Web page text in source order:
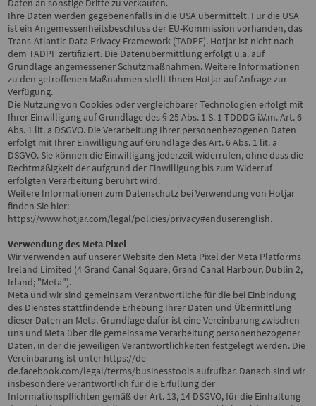
Daten an sonstige Dritte zu verkaufen.
Ihre Daten werden gegebenenfalls in die USA übermittelt. Für die USA
ist ein Angemessenheitsbeschluss der EU-Kommission vorhanden, das
Trans-Atlantic Data Privacy Framework (TADPF). Hotjar ist nicht nach
dem TADPF zertifiziert. Die Datenübermittlung erfolgt u.a. auf
Grundlage angemessener Schutzmaßnahmen. Weitere Informationen
zu den getroffenen Maßnahmen stellt Ihnen Hotjar auf Anfrage zur
Verfügung.
Die Nutzung von Cookies oder vergleichbarer Technologien erfolgt mit
Ihrer Einwilligung auf Grundlage des § 25 Abs. 1 S. 1 TDDDG i.V.m. Art. 6
Abs. 1 lit. a DSGVO. Die Verarbeitung Ihrer personenbezogenen Daten
erfolgt mit Ihrer Einwilligung auf Grundlage des Art. 6 Abs. 1 lit. a
DSGVO. Sie können die Einwilligung jederzeit widerrufen, ohne dass die
Rechtmäßigkeit der aufgrund der Einwilligung bis zum Widerruf
erfolgten Verarbeitung berührt wird.
Weitere Informationen zum Datenschutz bei Verwendung von Hotjar
finden Sie hier:
https://www.hotjar.com/legal/policies/privacy#enduserenglish.
Verwendung des Meta Pixel
Wir verwenden auf unserer Website den Meta Pixel der Meta Platforms
Ireland Limited (4 Grand Canal Square, Grand Canal Harbour, Dublin 2,
Irland; "Meta").
Meta und wir sind gemeinsam Verantwortliche für die bei Einbindung
des Dienstes stattfindende Erhebung Ihrer Daten und Übermittlung
dieser Daten an Meta. Grundlage dafür ist eine Vereinbarung zwischen
uns und Meta über die gemeinsame Verarbeitung personenbezogener
Daten, in der die jeweiligen Verantwortlichkeiten festgelegt werden. Die
Vereinbarung ist unter https://de-
de.facebook.com/legal/terms/businesstools aufrufbar. Danach sind wir
insbesondere verantwortlich für die Erfüllung der
Informationspflichten gemäß der Art. 13, 14 DSGVO, für die Einhaltung